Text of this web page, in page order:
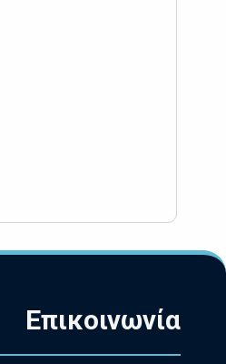
Επικοινωνία